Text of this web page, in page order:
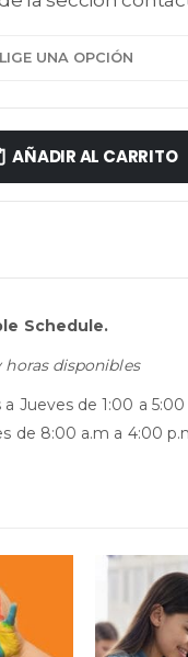
AÑADIR AL CARRITO
Schedule.
horas disponibles
a Jueves de 1:00 a
de 8:00 a.m a 4:00